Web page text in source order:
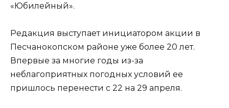
«Юбилейный».
Редакция выступает инициатором акции в
Песчанокопском районе уже более 20 лет.
Впервые за многие годы из-за
неблагоприятных погодных условий ее
пришлось перенести с 22 на 29 апреля.